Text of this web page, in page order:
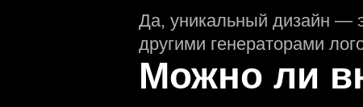
Да, уникальный дизайн —
другими генераторами
Можно ли